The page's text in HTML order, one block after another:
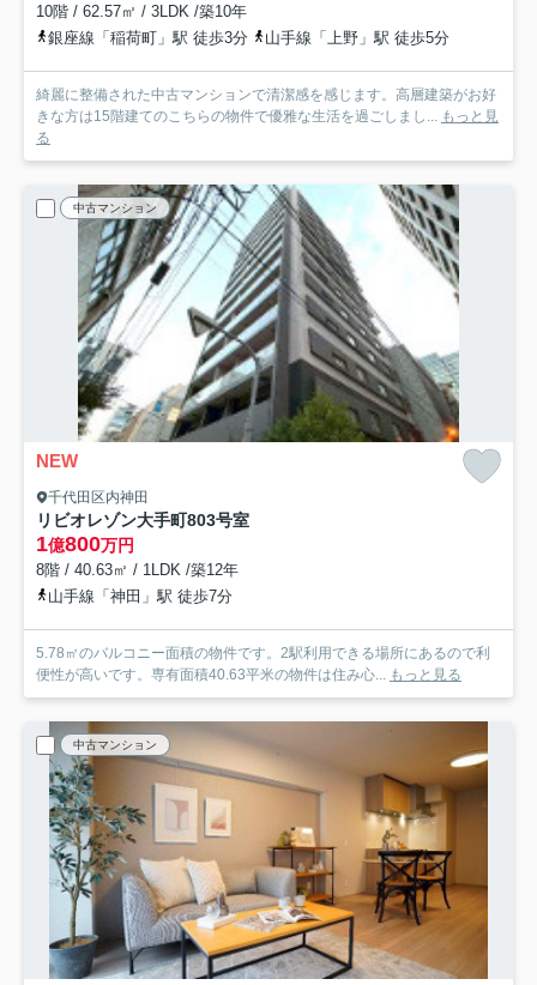
10階 / 62.57㎡ / 3LDK /築10年
銀座線「稲荷町」駅 徒歩3分
山手線「上野」駅 徒歩5分
綺麗に整備された中古マンションで清潔感を感じます。高層建築がお好
きな方は15階建てのこちらの物件で優雅な生活を過ごしまし...
もっと見
る
中古マンション
NEW
千代田区内神田
リビオレゾン大手町803号室
1億800万円
8階 / 40.63㎡ / 1LDK /築12年
山手線「神田」駅 徒歩7分
5.78㎡のバルコニー面積の物件です。2駅利用できる場所にあるので利
便性が高いです。専有面積40.63平米の物件は住み心...
もっと見る
中古マンション